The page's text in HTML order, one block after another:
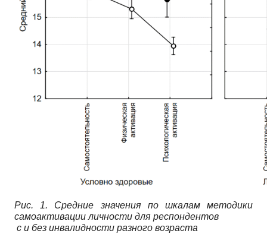
Рис. 1. Средние значения по шкалам методики
самоактивации личности для респондентов
с и без инвалидности разного возраста